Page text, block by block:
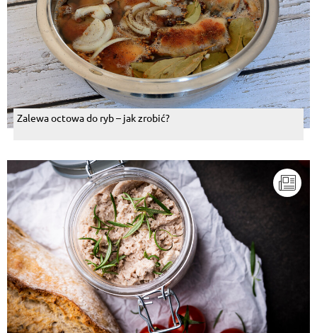
Zalewa octowa do ryb – jak zrobić?